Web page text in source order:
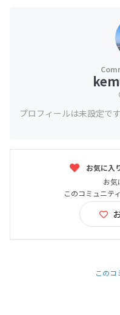
プロフィールは未設定です
お気に入
お気
このコミュニテ
このコ